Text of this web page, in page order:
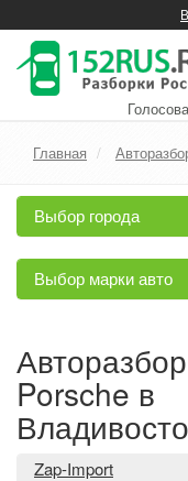
Главная
Выбор города
Выбор марки авто
Porsche в
Zap-Import